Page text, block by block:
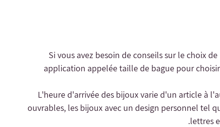
- Si vous avez besoin de conseils sur le choix
application appelée taille de bague pour
- L'heure d'arrivée des bijoux varie d'un article à
ouvrables, les bijoux avec un design personnel tel
lettres